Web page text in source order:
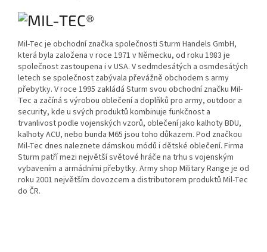
Mil-Tec je obchodní značka společnosti Sturm Handels GmbH,
která byla založena v roce 1971 v Německu, od roku 1983 je
společnost zastoupena i v USA. V sedmdesátých a osmdesátých
letech se společnost zabývala převážně obchodem s army
přebytky. V roce 1995 zakládá Sturm svou obchodní značku Mil-
Tec a začíná s výrobou oblečení a doplňků pro army, outdoor a
security, kde u svých produktů kombinuje funkčnost a
trvanlivost podle vojenských vzorů, oblečení jako kalhoty BDU,
kalhoty ACU, nebo bunda M65 jsou toho důkazem. Pod značkou
Mil-Tec dnes naleznete dámskou módů i dětské oblečení. Firma
Sturm patří mezi největší světové hráče na trhu s vojenským
vybavením a armádními přebytky. Army shop Military Range je od
roku 2001 největším dovozcem a distributorem produktů Mil-Tec
do ČR.